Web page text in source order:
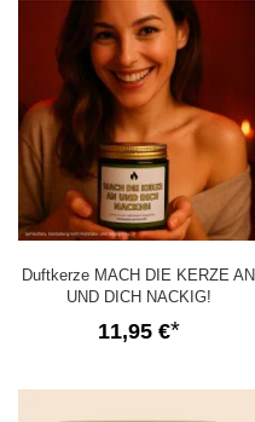
Duftkerze MACH DIE KERZE AN
UND DICH NACKIG!
11,95 €